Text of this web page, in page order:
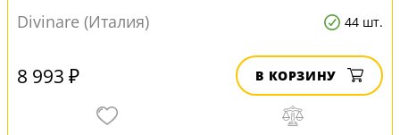
Divinare (Италия)
44 шт.
8 993 ₽ В КОРЗИНУ